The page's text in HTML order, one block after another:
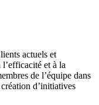
actuels et
et à la
de l’équipe dans
d’initiatives